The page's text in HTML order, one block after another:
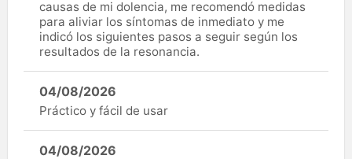
causas de mi dolencia, me recomendó medidas
para aliviar los síntomas de inmediato y me
indicó los siguientes pasos a seguir según los
resultados de la resonancia.
04/08/2026
Práctico y fácil de usar
04/08/2026